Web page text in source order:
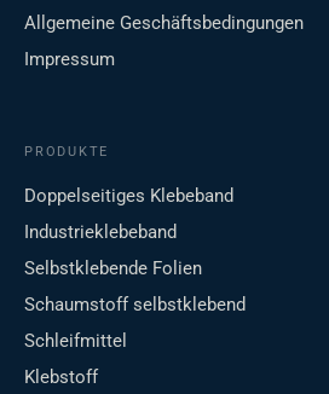
Allgemeine Geschäftsbedingungen
Impressum
PRODUKTE
Doppelseitiges Klebeband
Industrieklebeband
Selbstklebende Folien
Schaumstoff selbstklebend
Schleifmittel
Klebstoff